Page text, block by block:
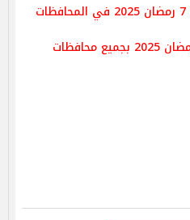
موعد صلاة الفجر الخميس 5 رمضان 2025 بجميع محافظات